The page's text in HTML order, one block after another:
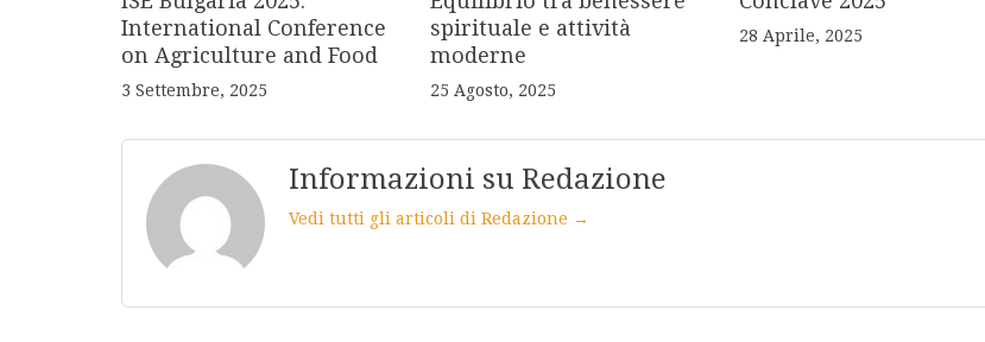
International Conference
on Agriculture and Food
3 Settembre, 2025
spirituale e attività
moderne
25 Agosto, 2025
28 Aprile, 2025
Informazioni su Redazione
Vedi tutti gli articoli di Redazione →